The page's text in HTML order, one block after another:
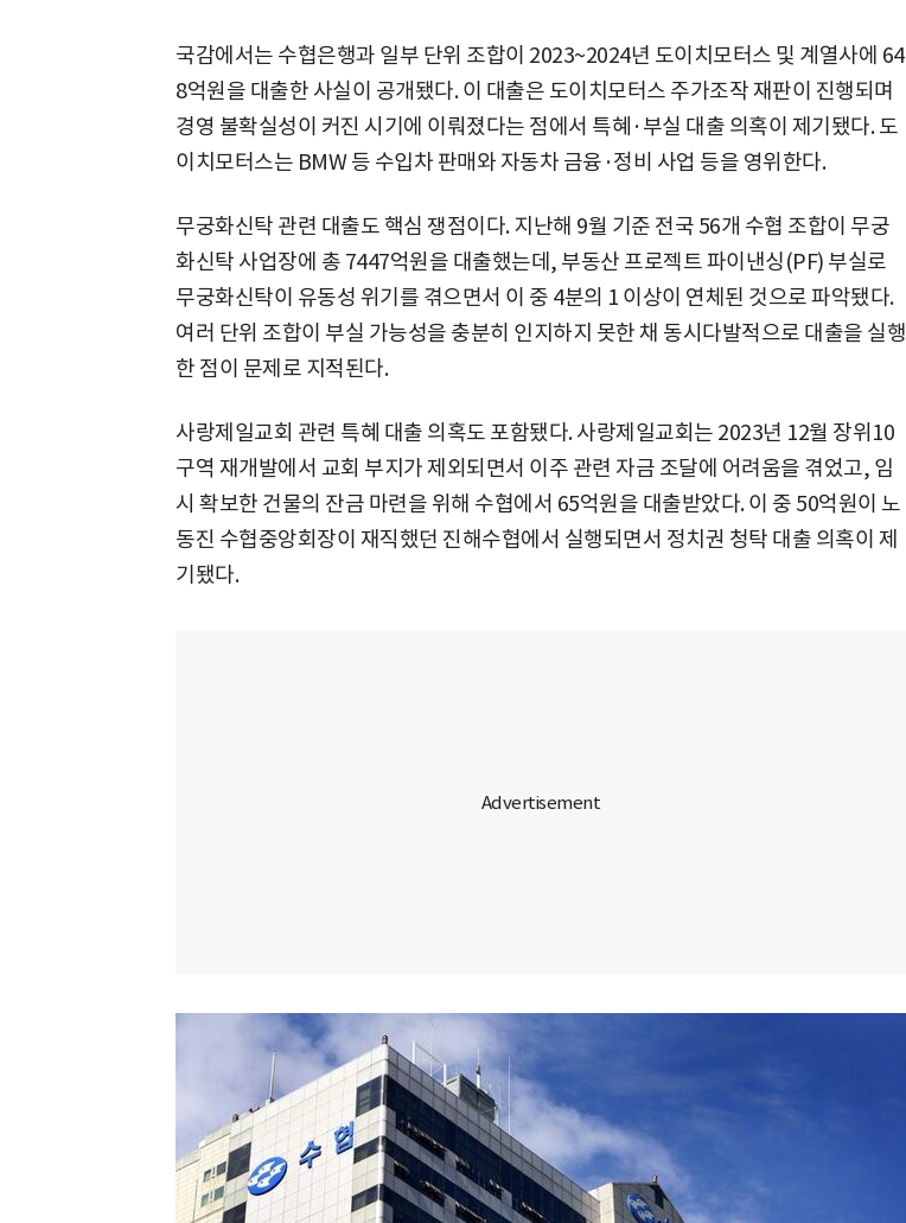
국감에서는 수협은행과 일부 단위 조합이 2023~2024년 도이치모터스 및 계열사에 64
8억원을 대출한 사실이 공개됐다. 이 대출은 도이치모터스 주가조작 재판이 진행되며
경영 불확실성이 커진 시기에 이뤄졌다는 점에서 특혜·부실 대출 의혹이 제기됐다. 도
이치모터스는 BMW 등 수입차 판매와 자동차 금융·정비 사업 등을 영위한다.
무궁화신탁 관련 대출도 핵심 쟁점이다. 지난해 9월 기준 전국 56개 수협 조합이 무궁
화신탁 사업장에 총 7447억원을 대출했는데, 부동산 프로젝트 파이낸싱(PF) 부실로
무궁화신탁이 유동성 위기를 겪으면서 이 중 4분의 1 이상이 연체된 것으로 파악됐다.
여러 단위 조합이 부실 가능성을 충분히 인지하지 못한 채 동시다발적으로 대출을 실행
한 점이 문제로 지적된다.
사랑제일교회 관련 특혜 대출 의혹도 포함됐다. 사랑제일교회는 2023년 12월 장위10
구역 재개발에서 교회 부지가 제외되면서 이주 관련 자금 조달에 어려움을 겪었고, 임
시 확보한 건물의 잔금 마련을 위해 수협에서 65억원을 대출받았다. 이 중 50억원이 노
동진 수협중앙회장이 재직했던 진해수협에서 실행되면서 정치권 청탁 대출 의혹이 제
기됐다.